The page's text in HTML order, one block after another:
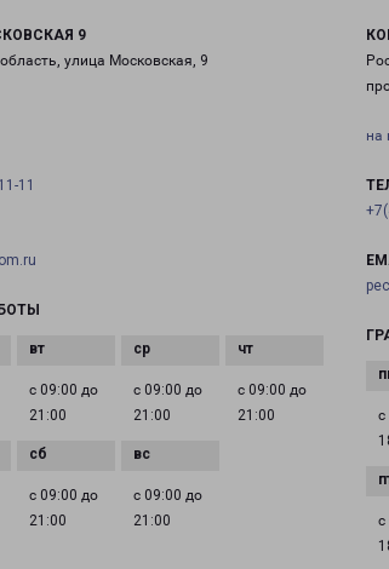
9
улица Московская, 9
11
с 09:00 до
21:00
с 09:00 до
21:00
с 09:00 до
21:00
с 09:00 до
21:00
с 09:00 до
21:00
на
с
с